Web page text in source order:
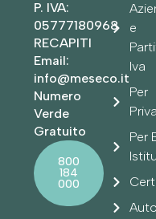
P. IVA:
05777180968
RECAPITI
Email:
info@meseco.it
Numero
Verde
Gratuito
800
184
000
e
Iva
Per
Per